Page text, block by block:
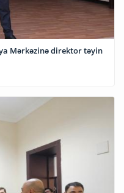
Mərkəzinə direktor təyin